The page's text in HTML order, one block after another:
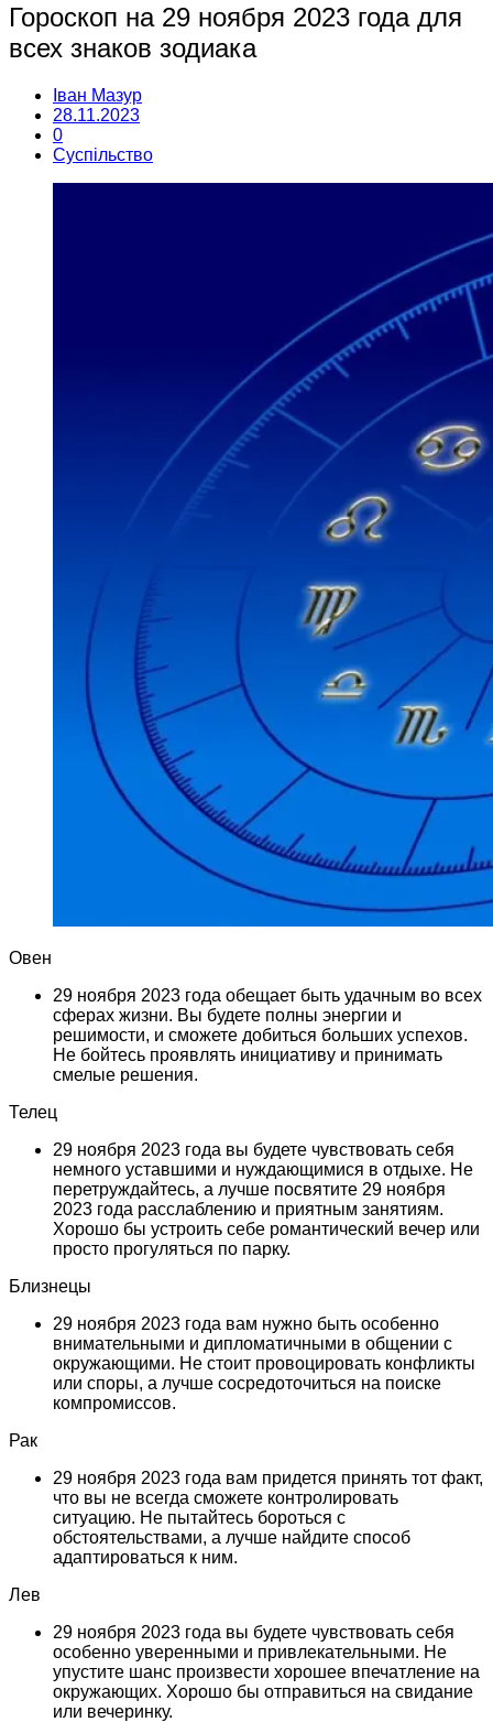
Гороскоп на 29 ноября 2023 года для
всех знаков зодиака
Іван Мазур
28.11.2023
0
Суспільство
Овен
29 ноября 2023 года обещает быть удачным во всех
сферах жизни. Вы будете полны энергии и
решимости, и сможете добиться больших успехов.
Не бойтесь проявлять инициативу и принимать
смелые решения.
Телец
29 ноября 2023 года вы будете чувствовать себя
немного уставшими и нуждающимися в отдыхе. Не
перетруждайтесь, а лучше посвятите 29 ноября
2023 года расслаблению и приятным занятиям.
Хорошо бы устроить себе романтический вечер или
просто прогуляться по парку.
Близнецы
29 ноября 2023 года вам нужно быть особенно
внимательными и дипломатичными в общении с
окружающими. Не стоит провоцировать конфликты
или споры, а лучше сосредоточиться на поиске
компромиссов.
Рак
29 ноября 2023 года вам придется принять тот факт,
что вы не всегда сможете контролировать
ситуацию. Не пытайтесь бороться с
обстоятельствами, а лучше найдите способ
адаптироваться к ним.
Лев
29 ноября 2023 года вы будете чувствовать себя
особенно уверенными и привлекательными. Не
упустите шанс произвести хорошее впечатление на
окружающих. Хорошо бы отправиться на свидание
или вечеринку.